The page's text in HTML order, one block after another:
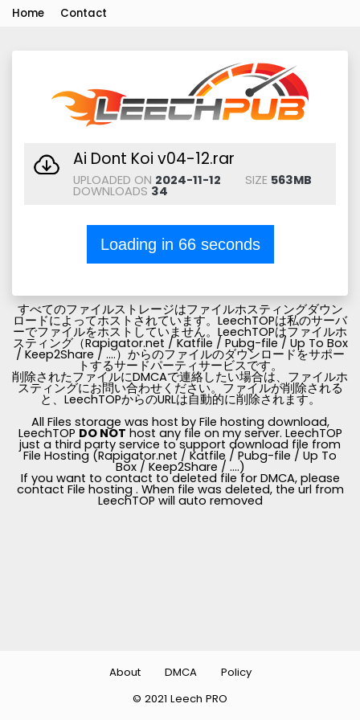
Home Contact
Ai Dont Koi v04-12.rar
UPLOADED ON 2024-11-12 SIZE 563MB
DOWNLOADS 34
Loading in 66seconds
すべてのファイルストレージはファイルホスティングダウン
ロードによってホストされています。LeechTOPは私のサーバ
ーでファイルをホストしていません。LeechTOPはファイルホ
スティング（Rapigator.net / Katfile / Pubg-file / Up To Box
/ Keep2Share / ....）からのファイルのダウンロードをサポー
トするサードパーティサービスです。
削除されたファイルにDMCAで連絡したい場合は、ファイルホ
スティングにお問い合わせください。ファイルが削除される
と、LeechTOPからのURLは自動的に削除されます。
All Files storage was host by File hosting download,
LeechTOP DO NOT host any file on my server. LeechTOP
just a third party service to support download file from
File Hosting (Rapigator.net / Katfile / Pubg-file / Up To
Box / Keep2Share / ....)
If you want to contact to deleted file for DMCA, please
contact File hosting . When file was deleted, the url from
LeechTOP will auto removed
© 2021 Leech PRO
About DMCA Policy